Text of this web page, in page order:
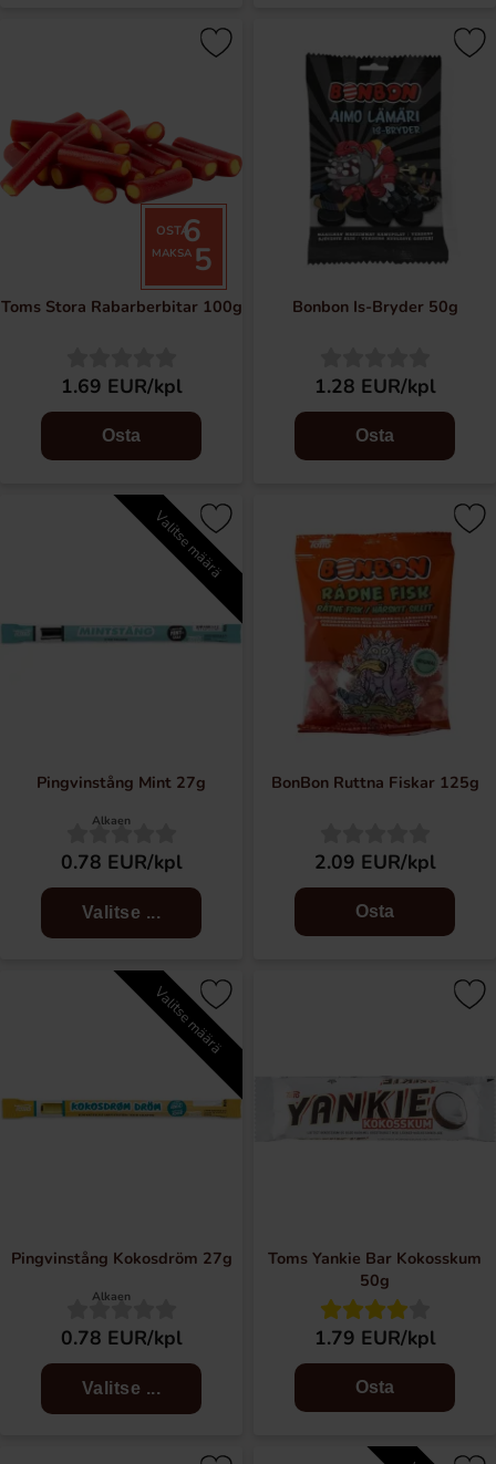
OSTA6
MAKSA 5
Toms Stora Rabarberbitar 100g
1.69 EUR/kpl
Osta
Bonbon Is-Bryder 50g
1.28 EUR/kpl
Osta
Valitse määrä
Pingvinstång Mint 27g
Alkaen
0.78 EUR/kpl
Valitse ...
BonBon Ruttna Fiskar 125g
2.09 EUR/kpl
Osta
Valitse määrä
Pingvinstång Kokosdröm 27g
Alkaen
0.78 EUR/kpl
Valitse ...
Toms Yankie Bar Kokosskum
50g
1.79 EUR/kpl
Osta